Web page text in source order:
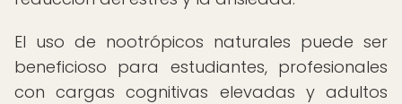
El uso de nootrópicos naturales puede ser
beneficioso para estudiantes, profesionales
con cargas cognitivas elevadas y adultos